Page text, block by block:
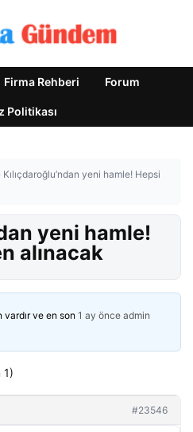
Firma Rehberi Forum
Politikası
Kılıçdaroğlu’ndan yeni hamle! Hepsi
yeni hamle!
alınacak
ve en son 1 ay önce admin
1)
#23546